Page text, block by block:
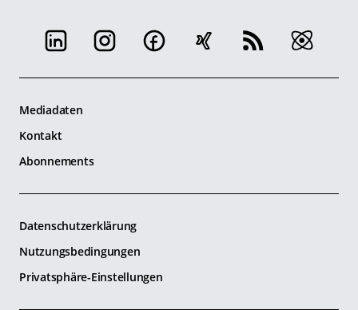
Mediadaten
Kontakt
Abonnements
Datenschutzerklärung
Nutzungsbedingungen
Privatsphäre-Einstellungen